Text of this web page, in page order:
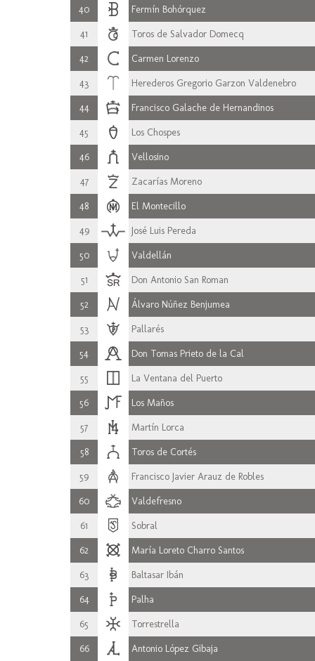
40 Fermín Bohórquez
41 Toros de Salvador Domecq
42 Carmen Lorenzo
43 Herederos Gregorio Garzon Valdenebro
44 Francisco Galache de Hernandinos
45 Los Chospes
46 Vellosino
47 Zacarías Moreno
48 El Montecillo
49 José Luis Pereda
50 Valdellán
51 Don Antonio San Roman
52 Álvaro Núñez Benjumea
53 Pallarés
54 Don Tomas Prieto de la Cal
55 La Ventana del Puerto
56 Los Maños
57 Martín Lorca
58 Toros de Cortés
59 Francisco Javier Arauz de Robles
60 Valdefresno
61 Sobral
62 María Loreto Charro Santos
63 Baltasar Ibán
64 Palha
65 Torrestrella
66 Antonio López Gibaja